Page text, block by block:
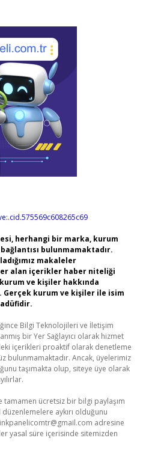
herhangi bir marka, kurum
bulunmamaktadır.
makaleler
alan içerikler haber niteliği
ve kişiler hakkında
Gerçek kurum ve kişiler ile isim
Bilgi Teknolojileri ve İletişim
bir Yer Sağlayıcı olarak hizmet
içerikleri proaktif olarak denetleme
bulunmamaktadır. Ancak, üyelerimiz
taşımakta olup, siteye üye olarak
tamamen ücretsiz bir bilgi paylaşım
aykırı olduğunu
adresine
yasal süre içerisinde sitemizden